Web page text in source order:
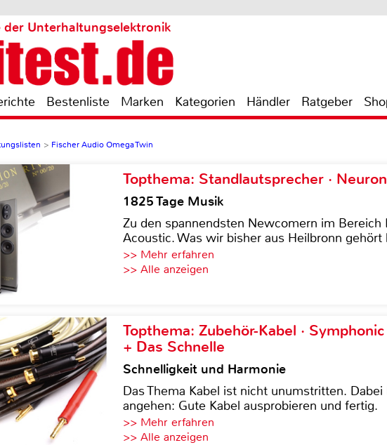
der Unterhaltungselektronik
Bestenliste Marken Kategorien Händler Ratgeber
> Fischer Audio Omega Twin
Topthema: Standlautsprecher ·
1825 Tage Musik
Zu den spannendsten Newcomern im Bereich
Acoustic. Was wir bisher aus Heilbronn
>> Mehr erfahren
>> Alle anzeigen
Topthema: Zubehör-Kabel ·
+ Das Schnelle
Schnelligkeit und Harmonie
Das Thema Kabel ist nicht unumstritten.
angehen: Gute Kabel ausprobieren und fertig.
>> Mehr erfahren
>> Alle anzeigen